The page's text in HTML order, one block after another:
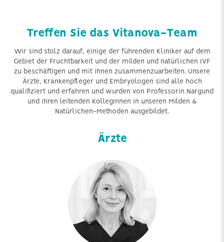
Treffen Sie das Vitanova-Team
Wir sind stolz darauf, einige der führenden Kliniker auf dem
Gebiet der Fruchtbarkeit und der milden und natürlichen IVF
zu beschäftigen und mit ihnen zusammenzuarbeiten. Unsere
Ärzte, Krankenpfleger und Embryologen sind alle hoch
qualifiziert und erfahren und wurden von Professorin Nargund
und ihren leitenden KollegInnen in unseren Milden &
Natürlichen-Methoden ausgebildet.
Ärzte